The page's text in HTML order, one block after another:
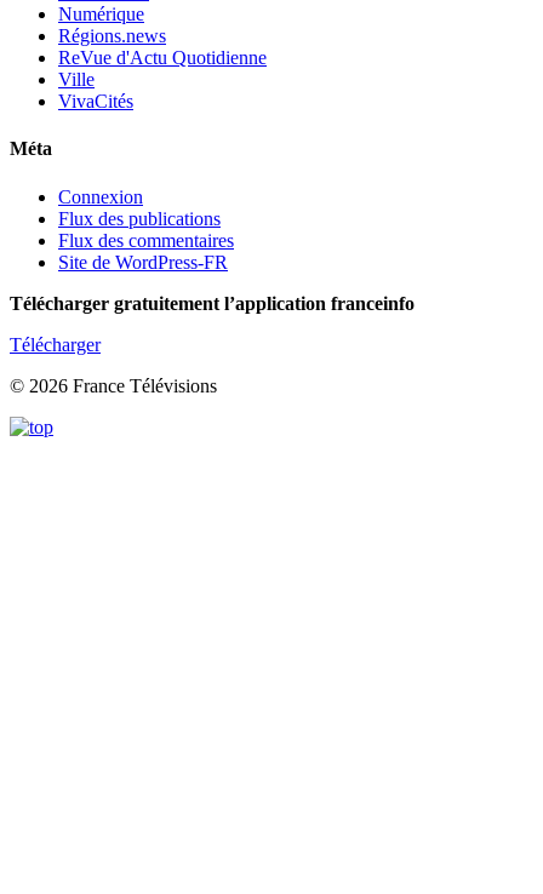
Numérique
Régions.news
ReVue d'Actu Quotidienne
Ville
VivaCités
Méta
Connexion
Flux des publications
Flux des commentaires
Site de WordPress-FR
Télécharger gratuitement l’application franceinfo
Télécharger
© 2026 France Télévisions